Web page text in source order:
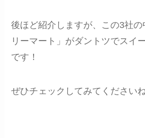
後ほど紹介しますが、この3社の
リーマート」がダントツでスイ
です！
ぜひチェックしてみてくださいね